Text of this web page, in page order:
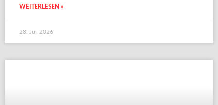
WEITERLESEN »
28. Juli 2026